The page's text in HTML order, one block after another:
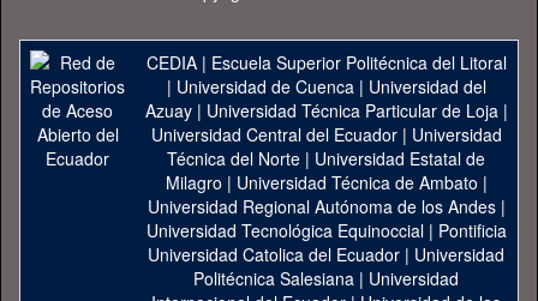
CEDIA| Escuela Superior Politécnica del Litoral
| Universidad de Cuenca| Universidad del
Azuay| Universidad Técnica Particular de Loja|
Universidad Central del Ecuador| Universidad
Técnica del Norte | Universidad Estatal de
Milagro | Universidad Técnica de Ambato |
Universidad Regional Autónoma de los Andes|
Universidad Tecnológica Equinoccial| Pontificia
Universidad Catolica del Ecuador | Universidad
Politécnica Salesiana | Universidad